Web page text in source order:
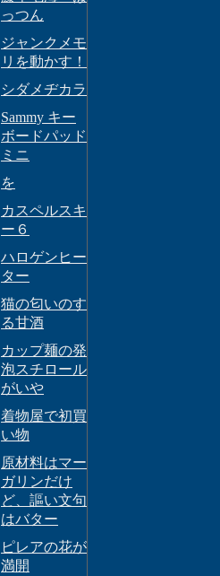
っつん
ジャンクメモ
リを動かす！
シダメヂカラ
Sammy キー
ボードパッド
ミニ
を
カスペルスキ
ー６
ハロゲンヒー
ター
猫の匂いのす
る甘酒
カップ麺の発
泡スチロール
がいや
着物屋で初買
い物
原材料はマー
ガリンだけ
ど、謳い文句
はバター
ピレアの花が
満開